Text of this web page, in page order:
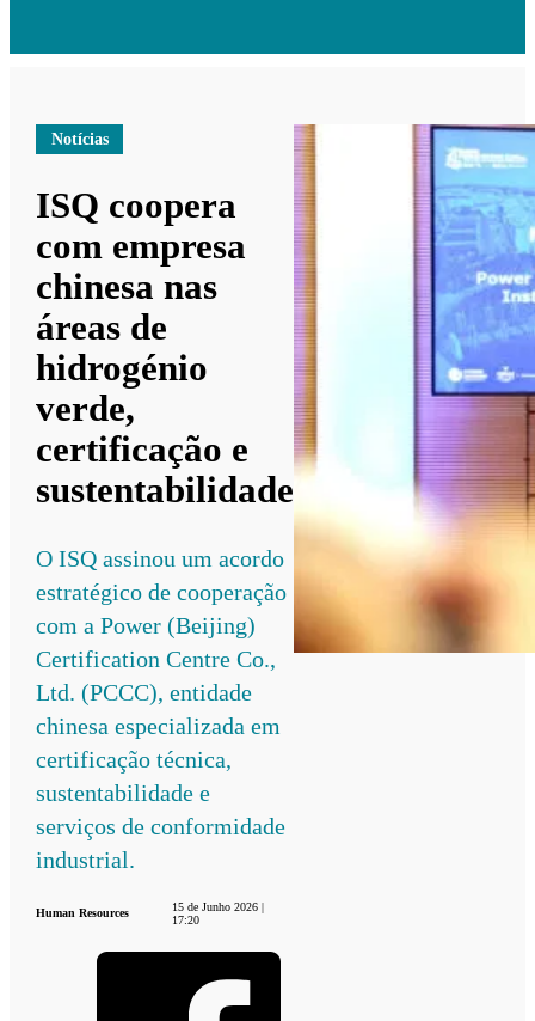
Notícias
ISQ coopera
com empresa
chinesa nas
áreas de
hidrogénio
verde,
certificação e
sustentabilidade
O ISQ assinou um acordo
estratégico de cooperação
com a Power (Beijing)
Certification Centre Co.,
Ltd. (PCCC), entidade
chinesa especializada em
certificação técnica,
sustentabilidade e
serviços de conformidade
industrial.
Human Resources
15 de Junho 2026 |
17:20